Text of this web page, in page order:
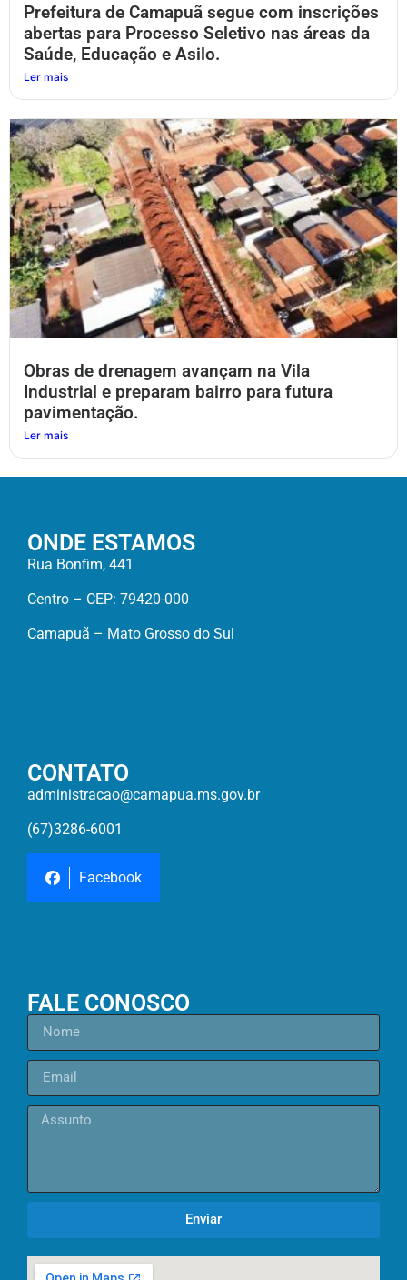
Prefeitura de Camapuã segue com inscrições
abertas para Processo Seletivo nas áreas da
Saúde, Educação e Asilo.
Ler mais
Obras de drenagem avançam na Vila
Industrial e preparam bairro para futura
pavimentação.
Ler mais
ONDE ESTAMOS
Rua Bonfim, 441
Centro – CEP: 79420-000
Camapuã – Mato Grosso do Sul
CONTATO
administracao@camapua.ms.gov.br
(67)3286-6001
Facebook
FALE CONOSCO
Enviar